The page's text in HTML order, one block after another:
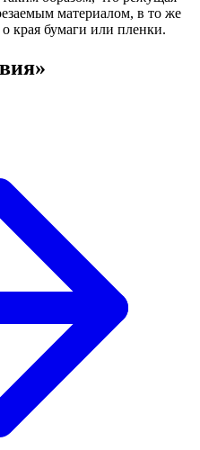
материалом, в то же
края бумаги или пленки.